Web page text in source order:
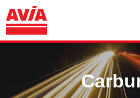
Aller
au
contenu